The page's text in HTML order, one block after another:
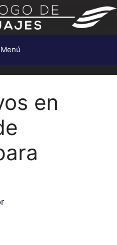
Menú
en